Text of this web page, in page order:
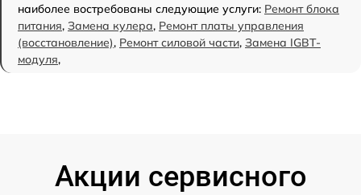
наиболее востребованы следующие услуги: Ремонт блока
питания, Замена кулера, Ремонт платы управления
(восстановление), Ремонт силовой части, Замена IGBT-
модуля,
Акции сервисного